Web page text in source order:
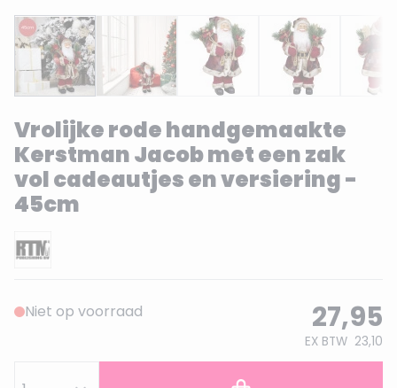
Vrolijke rode handgemaakte
Kerstman Jacob met een zak
vol cadeautjes en versiering -
45cm
Niet op voorraad 27,95
EX BTW 23,10